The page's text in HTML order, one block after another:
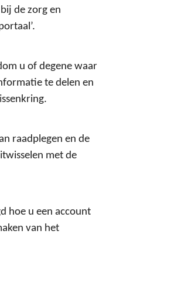
de zorg en
u of degene waar
te delen en
raadplegen en de
met de
hoe u een account
van het